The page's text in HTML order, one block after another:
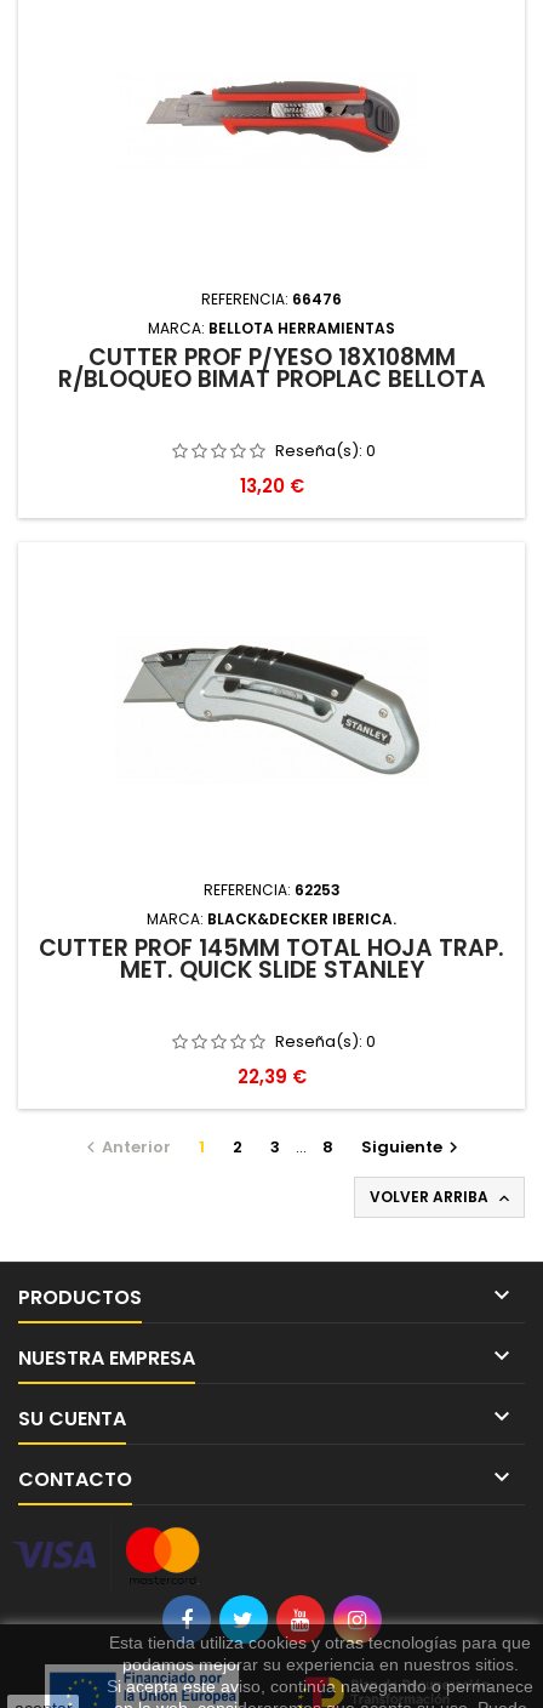
REFERENCIA: 66476
MARCA: BELLOTA HERRAMIENTAS
CUTTER PROF P/YESO 18X108MM
R/BLOQUEO BIMAT PROPLAC BELLOTA
Reseña(s): 0
Precio
13,20 €
REFERENCIA: 62253
MARCA: BLACK&DECKER IBERICA.
CUTTER PROF 145MM TOTAL HOJA TRAP.
MET. QUICK SLIDE STANLEY
Reseña(s): 0
Precio
22,39 €
 Anterior 1 2 3 … 8 Siguiente
VOLVER ARRIBA 
PRODUCTOS 
NUESTRA EMPRESA 
SU CUENTA 
CONTACTO 
Esta tienda utiliza cookies y otras tecnologías para que
podamos mejorar su experiencia en nuestros sitios.
Si acepta este aviso, continúa navegando o permanece